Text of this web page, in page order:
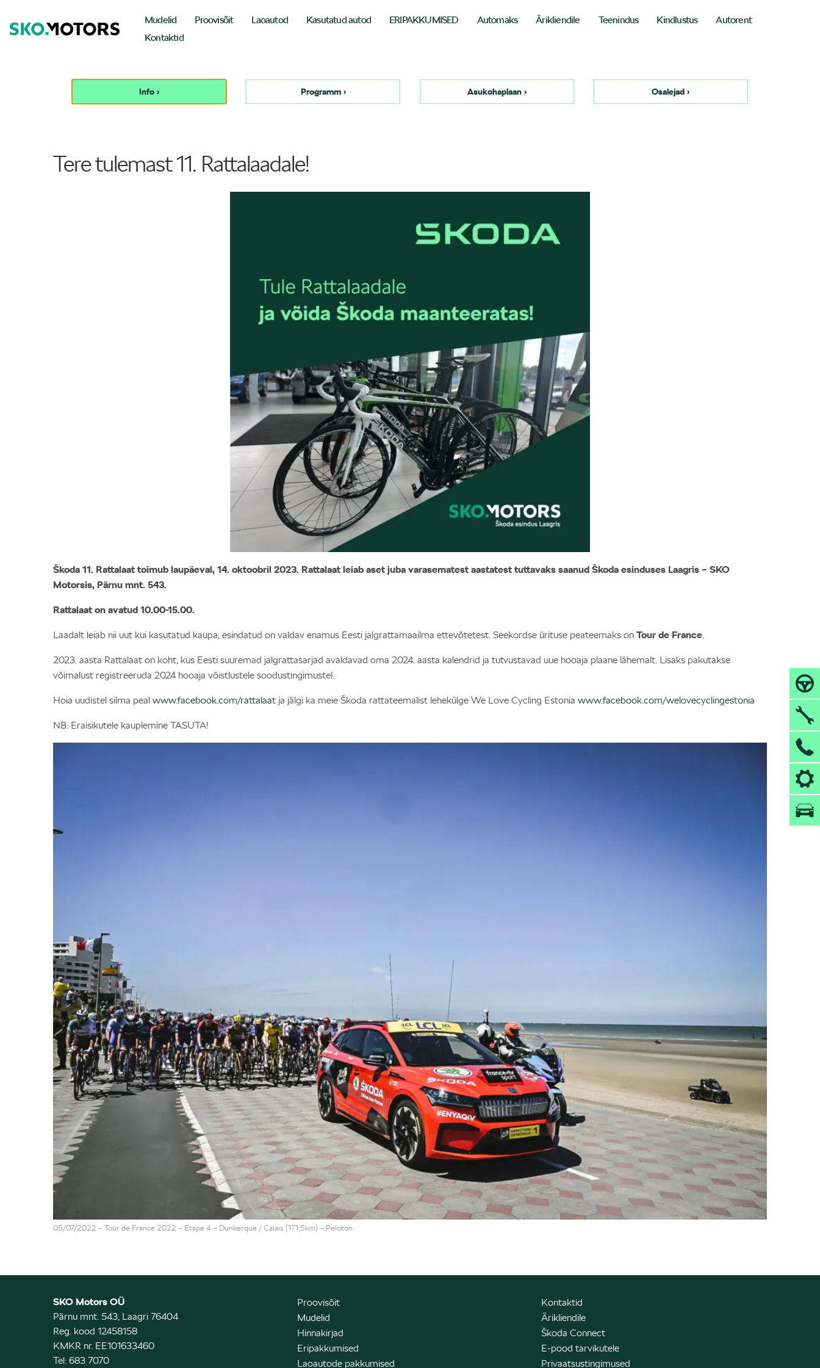
Mudelid Proovisõit Laoautod Kasutatud autod ERIPAKKUMISED Automaks Ärikliendile Teenindus Kindlustus
Autorent
Kontaktid
Info › Programm › Asukohaplaan › Osalejad ›
Tere tulemast 11. Rattalaadale!
Škoda 11. Rattalaat toimub laupäeval, 14. oktoobril 2023. Rattalaat leiab aset juba varasematest aastatest tuttavaks saanud Škoda esinduses Laagris – SKO
Motorsis, Pärnu mnt. 543.
Rattalaat on avatud 10.00-15.00.
Laadalt leiab nii uut kui kasutatud kaupa, esindatud on valdav enamus Eesti jalgrattamaailma ettevõtetest. Seekordse ürituse peateemaks on Tour de France.
2023. aasta Rattalaat on koht, kus Eesti suuremad jalgrattasarjad avaldavad oma 2024. aasta kalendrid ja tutvustavad uue hooaja plaane lähemalt. Lisaks pakutakse
võimalust registreeruda 2024 hooaja võistlustele soodustingimustel.
Hoia uudistel silma peal www.facebook.com/rattalaat ja jälgi ka meie Škoda rattateemalist lehekülge We Love Cycling Estonia www.facebook.com/welovecyclingestonia
NB: Eraisikutele kauplemine TASUTA!
05/07/2022 – Tour de France 2022 – Etape 4 – Dunkerque / Calais (171,5km) – Peloton
SKO Motors OÜ
Pärnu mnt. 543, Laagri 76404
Reg. kood 12458158
KMKR nr. EE101633460
Tel: 683 7070
Proovisõit
Mudelid
Hinnakirjad
Eripakkumised
Laoautode pakkumised
Kontaktid
Ärikliendile
Škoda Connect
E-pood tarvikutele
Privaatsustingimused